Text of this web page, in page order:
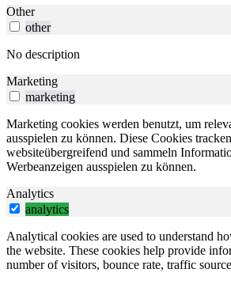
Other
other
No description
Marketing
marketing
Marketing cookies werden benutzt, um
ausspielen zu können. Diese Cookies
websiteübergreifend und sammeln
Werbeanzeigen ausspielen zu können.
Analytics
analytics
Analytical cookies are used to understand
the website. These cookies help provide
number of visitors, bounce rate, traffic